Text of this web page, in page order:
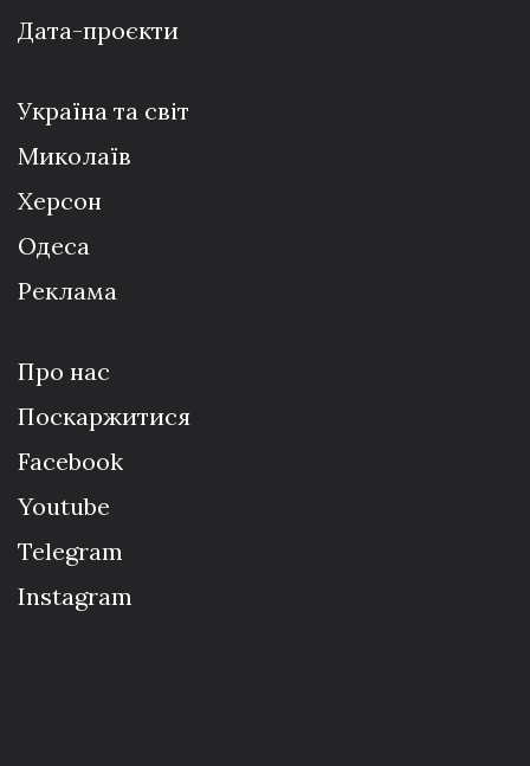
Дата-проєкти
Україна та світ
Миколаїв
Херсон
Одеса
Реклама
Про нас
Поскаржитися
Facebook
Youtube
Telegram
Instagram